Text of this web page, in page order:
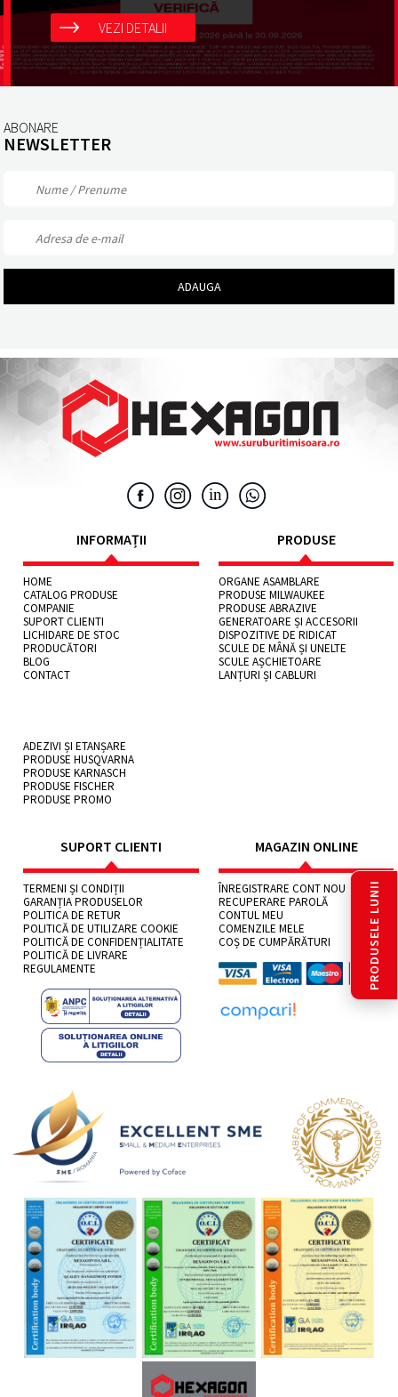
VEZI DETALII
ABONARE
NEWSLETTER
INFORMAȚII
HOME
CATALOG PRODUSE
COMPANIE
SUPORT CLIENTI
LICHIDARE DE STOC
PRODUCĂTORI
BLOG
CONTACT
PRODUSE
ORGANE ASAMBLARE
PRODUSE MILWAUKEE
PRODUSE ABRAZIVE
GENERATOARE ȘI ACCESORII
DISPOZITIVE DE RIDICAT
SCULE DE MÂNĂ ȘI UNELTE
SCULE AȘCHIETOARE
LANȚURI ȘI CABLURI
ADEZIVI ȘI ETANȘARE
PRODUSE HUSQVARNA
PRODUSE KARNASCH
PRODUSE FISCHER
PRODUSE PROMO
SUPORT CLIENTI
TERMENI ȘI CONDIȚII
GARANȚIA PRODUSELOR
POLITICA DE RETUR
POLITICĂ DE UTILIZARE COOKIE
POLITICĂ DE CONFIDENȚIALITATE
POLITICĂ DE LIVRARE
REGULAMENTE
MAGAZIN ONLINE
ÎNREGISTRARE CONT NOU
RECUPERARE PAROLĂ
CONTUL MEU
COMENZILE MELE
COȘ DE CUMPĂRĂTURI
PRODUSELE LUNII